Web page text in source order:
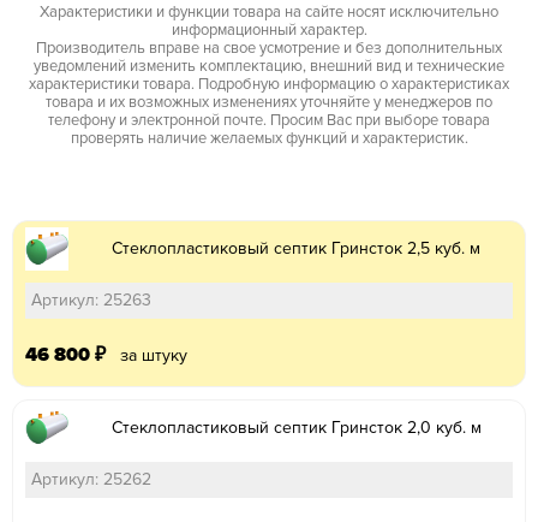
Характеристики и функции товара на сайте носят исключительно
информационный характер.
Производитель вправе на свое усмотрение и без дополнительных
уведомлений изменить комплектацию, внешний вид и технические
характеристики товара. Подробную информацию о характеристиках
товара и их возможных изменениях уточняйте у менеджеров по
телефону и электронной почте. Просим Вас при выборе товара
проверять наличие желаемых функций и характеристик.
Стеклопластиковый септик Гринсток 2,5 куб. м
Артикул: 25263
46 800 ₽ за штуку
Стеклопластиковый септик Гринсток 2,0 куб. м
Артикул: 25262